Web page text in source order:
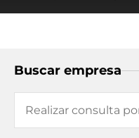
Buscar empresa